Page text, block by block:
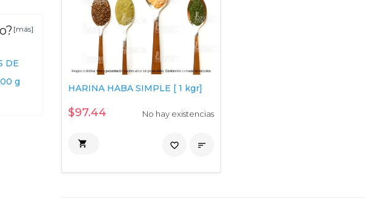
HARINA HABA SIMPLE [ 1 kgr]
$97.44 No hay existencias
 
favorite_border
[más]
DE
g